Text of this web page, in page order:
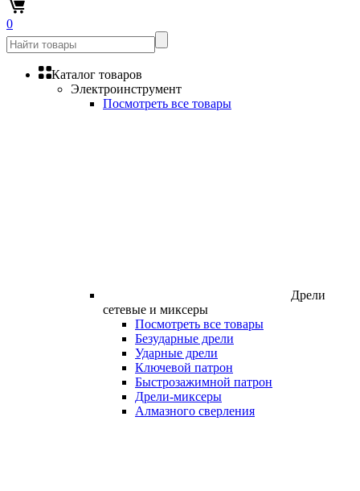
0
Каталог товаров
Электроинструмент
Посмотреть все товары
Дрели
сетевые и миксеры
Посмотреть все товары
Безударные дрели
Ударные дрели
Ключевой патрон
Быстрозажимной патрон
Дрели-миксеры
Алмазного сверления